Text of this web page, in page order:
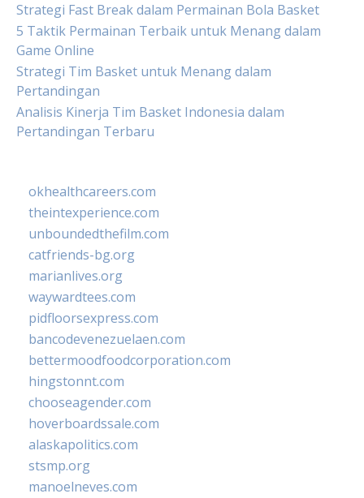
Strategi Fast Break dalam Permainan Bola Basket
5 Taktik Permainan Terbaik untuk Menang dalam
Game Online
Strategi Tim Basket untuk Menang dalam
Pertandingan
Analisis Kinerja Tim Basket Indonesia dalam
Pertandingan Terbaru
okhealthcareers.com
theintexperience.com
unboundedthefilm.com
catfriends-bg.org
marianlives.org
waywardtees.com
pidfloorsexpress.com
bancodevenezuelaen.com
bettermoodfoodcorporation.com
hingstonnt.com
chooseagender.com
hoverboardssale.com
alaskapolitics.com
stsmp.org
manoelneves.com